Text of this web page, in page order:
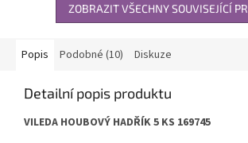
ZOBRAZIT VŠECHNY SOUVISEJÍCÍ
Popis Podobné (10) Diskuze
Detailní popis produktu
VILEDA HOUBOVÝ HADŘÍK 5 KS 169745